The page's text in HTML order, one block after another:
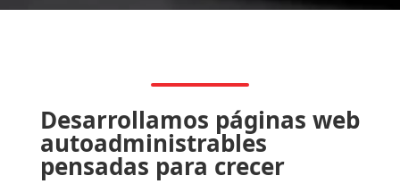
Desarrollamos páginas web
autoadministrables
pensadas para crecer